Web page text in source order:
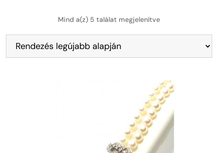
Mind a(z) 5 találat megjelenítve